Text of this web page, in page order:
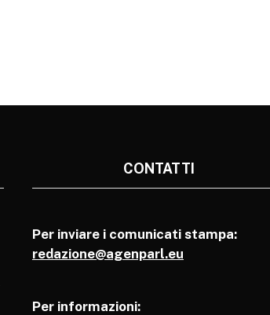
CONTATTI
Per inviare i comunicati stampa:
redazione@agenparl.eu
Per informazioni: